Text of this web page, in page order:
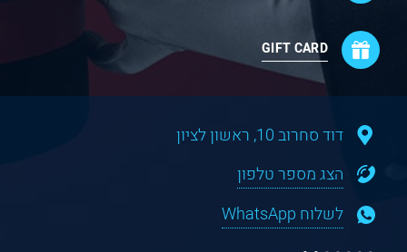
GIFT CARD
דוד סחרוב 10, ראשון לציון
הצג מספר טלפון
לשלוח WhatsApp